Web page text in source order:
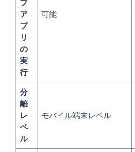
ブ
ア
プ
リ
の
実
行
可能
分
離
レ
ベ
ル
モバイル端末レベル